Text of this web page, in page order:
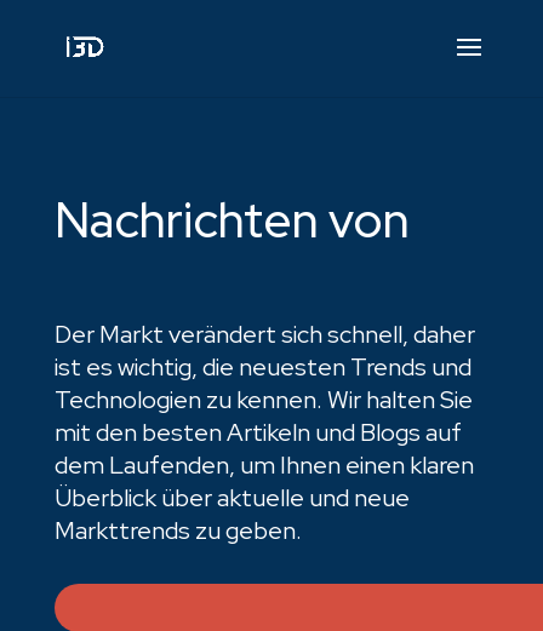
Nachrichten von
Der Markt verändert sich schnell, daher
ist es wichtig, die neuesten Trends und
Technologien zu kennen. Wir halten Sie
mit den besten Artikeln und Blogs auf
dem Laufenden, um Ihnen einen klaren
Überblick über aktuelle und neue
Markttrends zu geben.